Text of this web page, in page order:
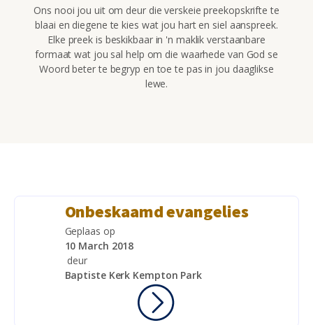
Ons nooi jou uit om deur die verskeie preekopskrifte te
blaai en diegene te kies wat jou hart en siel aanspreek.
Elke preek is beskikbaar in 'n maklik verstaanbare
formaat wat jou sal help om die waarhede van God se
Woord beter te begryp en toe te pas in jou daaglikse
lewe.
Onbeskaamd evangelies
Geplaas op
10 March 2018
deur
Baptiste Kerk Kempton Park